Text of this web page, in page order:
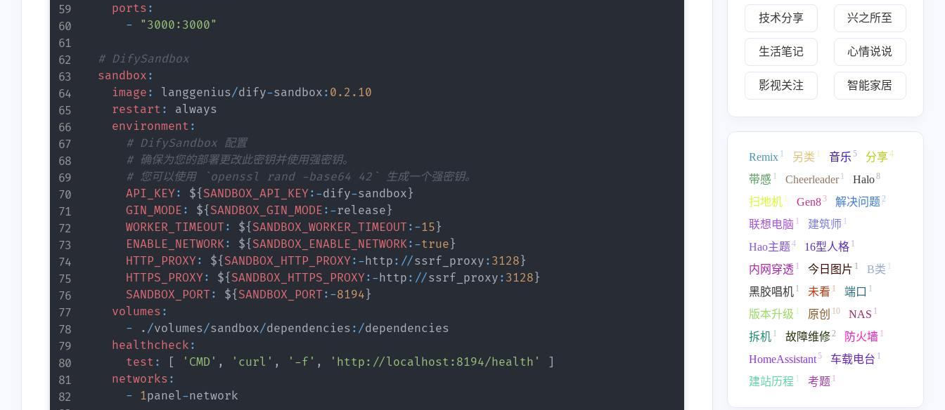
标：<a target="_blank"
href="https://qiyec.site/upload/
favicon-
2.png">https://qiyec.site/uploa
d/favicon-2.png</a></p><p>
描述：记录日常，分享干货
</p><p>RSS：<a
target="_blank"
href="https://qiyec.site/rss.xml
">https://qiyec.site/rss.xml</a>
</p>
content.com/u/132762661?
<p>RSS：<a target="_blank"
href="https://lyuy.top/rss.xml"
>https://blog.lyuy.top/rss.xml<
/a></p>
<p>麻烦站长更新一下我的信
称： Rui Blog</p><p>网站地
址： <a target="_blank"
href="https://www.ruiblog.top/
">https://www.ruiblog.top/</a
></p><p>描述： 不积跬步，
无以至千里</p><p>Logo：
href="https://www.ruiblog.top/
ww.ruiblog.top/avatar/avatar.w
5-4-2026
<p>站长你好：</p><p>站点
域名变更（原<a
target="_blank"
href="https://serenity.aobp.cn/
）：">https://serenity.aobp.cn/
）：</a></p><p>名称：
Serenity</p><p>地址：<a
target="_blank"
href="https://www.aobp.cn/">
https://www.aobp.cn/</a></p>
<p>介绍：热爱可抵岁月漫长
</p><p>头像：<a
target="_blank"
href="https://www.aobp.cn/upl
oad/%E5%A4%B4%E5%83%
8F.png">https://www.aobp.cn/
upload/%E5%A4%B4%E5%8
</p><p>网站地址：<a
target="_blank"
href="https://blog.kkano.cc">h
ttps://blog.kkano.cc</a></p>
<p>头像地址：<a
target="_blank"
href="https://blog.kkano.cc/im
ages/logo.webp">https://blog.k
kano.cc/images/logo.webp</a>
</p><p>描述：记录生活点
客</p>
六月 2025
2 篇
五月 2025
2篇
一月 2025
2篇
十月 2024
6篇
4 2 篇
三月 2021 四月 2019 十一月 2017
1篇
ports :
-
"3000:3000"
# DifySandbox
sandbox :
image : langgenius/dify-sandbox : 0.2 .10
restart :
always
environment :
# DifySandbox 配置
# 确保为您的部署更改此密钥并使用强密钥。
# 您可以使用 `openssl rand -base64 42` 生成一个强密钥。
API_KEY: ${ SANDBOX_API_KEY: -dify-sandbox }
GIN_MODE : ${ SANDBOX_GIN_MODE : -release }
WORKER_TIMEOUT : ${ SANDBOX_WORKER_TIMEOUT : -15 }
ENABLE_NETWORK: ${ SANDBOX_ENABLE_NETWORK: -true }
HTTP_PROXY: ${ SANDBOX_HTTP_PROXY: -http : //ssrf_proxy : 3128 }
HTTPS_PROXY: ${ SANDBOX_HTTPS_PROXY: -http : //ssrf_proxy : 3128 }
SANDBOX_PORT : ${ SANDBOX_PORT : -8194 }
volumes :
-
. /volumes/sandbox/dependencies : /dependencies
healthcheck :
test : 'CMD' , 'curl' , '-f' , 'http://localhost:8194/health'
networks :
- 1panel-network
k" href="https://www.aob
p.cn/">https://www.aobp.
cn/</a></p><p>介绍：热
爱可抵岁月漫长</p><p>
头像：<a target="_blan
k" href="https://www.aob
p.cn/upload/%E5%A4%
B4%E5%83%8F.png">ht
tps://www.aobp.cn/uploa
3%8F.png</a></p><p>订
阅：<a target="_blank" h
n/rss.xml">https://www.a
obp.cn/rss.xml</a></p><
="_blank" href="https://w
ww.aobp.cn/links">http
></p>
技术分享 兴之所至
生活笔记 心情说说
影视关注 智能家居
Remix 1 另类 1 音乐 5 分享4
带感 1 Cheerleader 1 Halo8
扫地机 1 Gen83 解决问题 2
联想电脑 1 建筑师 1
Hao主题 4 16型人格 1
内网穿透 1 今日图片 1 B类
黑胶唱机 1 未看 1 端口 1
版本升级 1 原创 10 NAS 1
拆机 1 故障维修2 防火墙 1
HomeAssistant5 车载电台 1
建站历程 1 考题 1